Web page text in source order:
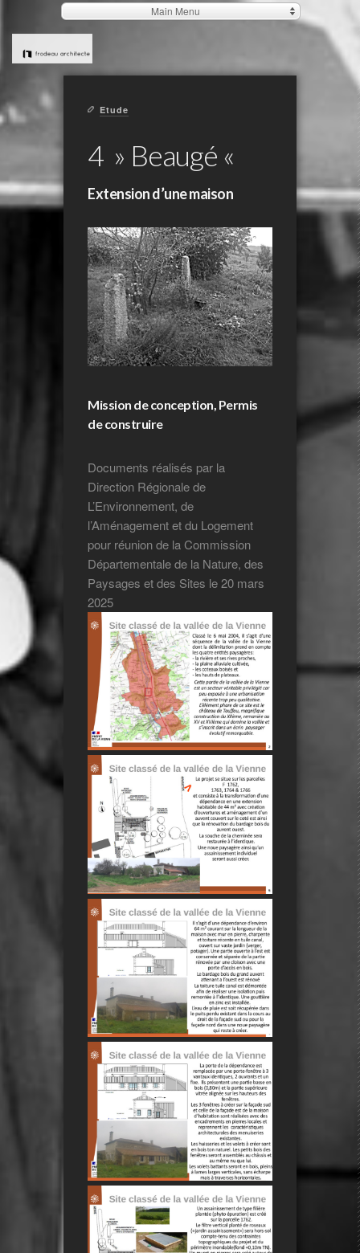
Main Menu
Etude
4 » Beaugé «
Extension d’une maison
Mission de conception, Permis
de construire
Documents réalisés par la
Direction Régionale de
L’Environnement, de
l’Aménagement et du Logement
pour réunion de la Commission
Départementale de la Nature, des
Paysages et des Sites le 20 mars
2025